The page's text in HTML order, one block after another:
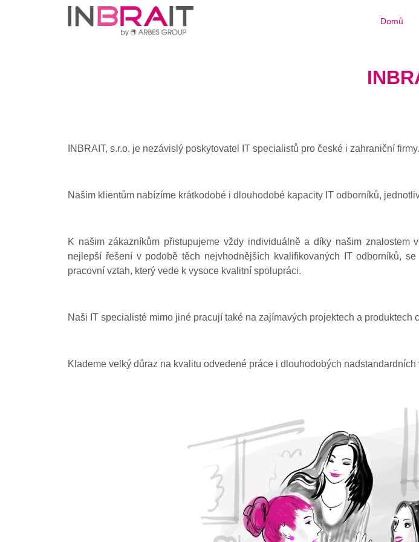
Domů
INBRAIT, s.r.o. je nezávislý poskytovatel IT specialistů pro české i zahraniční firmy.
Našim klientům nabízíme krátkodobé i dlouhodobé kapacity IT odborníků,
K našim zákazníkům přistupujeme vždy individuálně a díky našim
nejlepší řešení v podobě těch nejvhodnějších kvalifikovaných IT odborníků,
pracovní vztah, který vede k vysoce kvalitní spolupráci.
Naši IT specialisté mimo jiné pracují také na zajímavých projektech a
Klademe velký důraz na kvalitu odvedené práce i dlouhodobých